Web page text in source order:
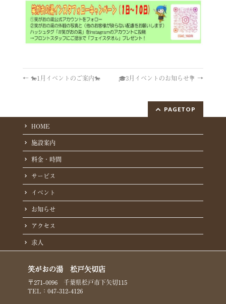
← 🐎1月イベントのご案内🐎 🎓3月イベントのお知らせ💐 →
PAGETOP
HOME
施設案内
料金・時間
サービス
イベント
お知らせ
アクセス
求人
笑がおの湯 松戸矢切店
〒271-0096 千葉県松戸市下矢切115
TEL：047-312-4126